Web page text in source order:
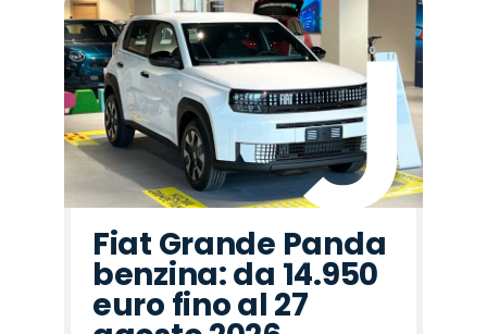
Fiat Grande Panda
benzina: da 14.950
euro fino al 27